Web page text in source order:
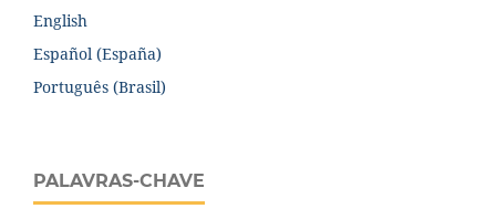
English
Español (España)
Português (Brasil)
PALAVRAS-CHAVE